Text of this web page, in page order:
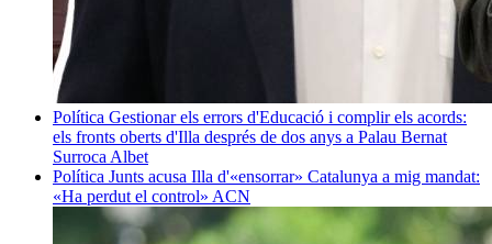
Política Gestionar els errors d'Educació i complir els acords:
els fronts oberts d'Illa després de dos anys a Palau Bernat
Surroca Albet
Política Junts acusa Illa d'«ensorrar» Catalunya a mig mandat:
«Ha perdut el control» ACN